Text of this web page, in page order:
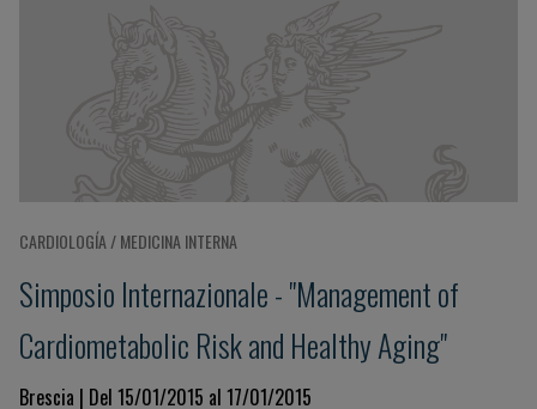
CARDIOLOGÍA / MEDICINA INTERNA
Simposio Internazionale - "Management of
Cardiometabolic Risk and Healthy Aging"
Brescia | Del 15/01/2015 al 17/01/2015